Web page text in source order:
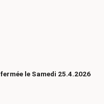
fermée le Samedi 25.4.2026